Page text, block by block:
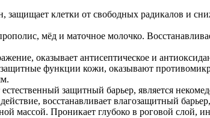
клетки от свободных радикалов и
мёд и маточное молочко.
оказывает антисептическое и
функции кожи, оказывают
естественный защитный барьер, является
восстанавливает влагозащитный
массой. Проникает глубоко в роговой слой,